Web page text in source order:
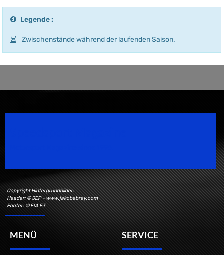
Legende :
Zwischenstände während der laufenden Saison.
Copyright Hintergrundbilder:
Header: © JEP - www.jakobebrey.com
Footer: © FIA F3
MENÜ SERVICE